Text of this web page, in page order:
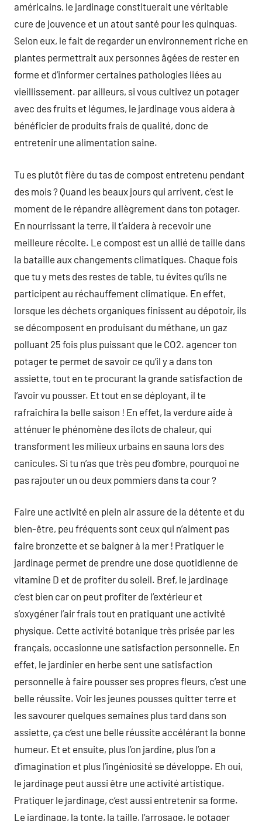
américains, le jardinage constituerait une véritable
cure de jouvence et un atout santé pour les quinquas.
Selon eux, le fait de regarder un environnement riche en
plantes permettrait aux personnes âgées de rester en
forme et d’informer certaines pathologies liées au
vieillissement. par ailleurs, si vous cultivez un potager
avec des fruits et légumes, le jardinage vous aidera à
bénéficier de produits frais de qualité, donc de
entretenir une alimentation saine.
Tu es plutôt fière du tas de compost entretenu pendant
des mois ? Quand les beaux jours qui arrivent, c’est le
moment de le répandre allègrement dans ton potager.
En nourrissant la terre, il t’aidera à recevoir une
meilleure récolte. Le compost est un allié de taille dans
la bataille aux changements climatiques. Chaque fois
que tu y mets des restes de table, tu évites qu’ils ne
participent au réchauffement climatique. En effet,
lorsque les déchets organiques finissent au dépotoir, ils
se décomposent en produisant du méthane, un gaz
polluant 25 fois plus puissant que le CO2. agencer ton
potager te permet de savoir ce qu’il y a dans ton
assiette, tout en te procurant la grande satisfaction de
l’avoir vu pousser. Et tout en se déployant, il te
rafraîchira la belle saison ! En effet, la verdure aide à
atténuer le phénomène des îlots de chaleur, qui
transforment les milieux urbains en sauna lors des
canicules. Si tu n’as que très peu d’ombre, pourquoi ne
pas rajouter un ou deux pommiers dans ta cour ?
Faire une activité en plein air assure de la détente et du
bien-être, peu fréquents sont ceux qui n’aiment pas
faire bronzette et se baigner à la mer ! Pratiquer le
jardinage permet de prendre une dose quotidienne de
vitamine D et de profiter du soleil. Bref, le jardinage
c’est bien car on peut profiter de l’extérieur et
s’oxygéner l’air frais tout en pratiquant une activité
physique. Cette activité botanique très prisée par les
français, occasionne une satisfaction personnelle. En
effet, le jardinier en herbe sent une satisfaction
personnelle à faire pousser ses propres fleurs, c’est une
belle réussite. Voir les jeunes pousses quitter terre et
les savourer quelques semaines plus tard dans son
assiette, ça c’est une belle réussite accélérant la bonne
humeur. Et et ensuite, plus l’on jardine, plus l’on a
d’imagination et plus l’ingéniosité se développe. Eh oui,
le jardinage peut aussi être une activité artistique.
Pratiquer le jardinage, c’est aussi entretenir sa forme.
Le jardinage, la tonte, la taille, l’arrosage, le potager